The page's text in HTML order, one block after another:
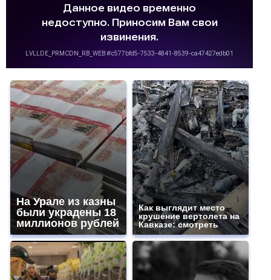
На Урале из казны
были украдены 18
миллионов рублей
Как выглядит место
крушение вертолета на
Кавказе: смотреть